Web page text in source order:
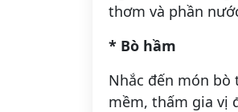
thơm và phần
* Bò hầm
Nhắc đến món
mềm, thấm gia vị